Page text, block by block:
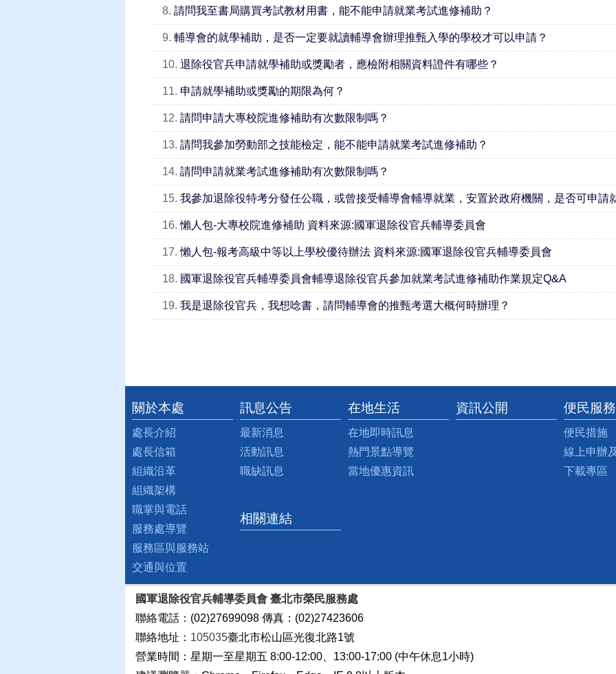
8. 請問我至書局購買考試教材用書，能不能申請就業考試進修補助？
9. 輔導會的就學補助，是否一定要就讀輔導會辦理推甄入學的學校才可以申請？
10. 退除役官兵申請就學補助或獎勵者，應檢附相關資料證件有哪些？
11. 申請就學補助或獎勵的期限為何？
12. 請問申請大專校院進修補助有次數限制嗎？
13. 請問我參加勞動部之技能檢定，能不能申請就業考試進修補助？
14. 請問申請就業考試進修補助有次數限制嗎？
15. 我參加退除役特考分發任公職，或曾接受輔導會輔導就業，安置於政府機關，是否可申請
16.懶人包-大專校院進修補助 資料來源:國軍退除役官兵輔導委員會
17.懶人包-報考高級中等以上學校優待辦法 資料來源:國軍退除役官兵輔導委員會
18. 國軍退除役官兵輔導委員會輔導退除役官兵參加就業考試進修補助作業規定Q&A
19. 我是退除役官兵，我想唸書，請問輔導會的推甄考選大概何時辦理？
:::
關於本處
處長介紹
處長信箱
組織沿革
組織架構
職掌與電話
服務處導覽
服務區與服務站
交通與位置
訊息公告
最新消息
活動訊息
職缺訊息
在地生活
在地即時訊息
熱門景點導覽
當地優惠資訊
資訊公開 便民服務
便民措施
線上申辦
下載專區
相關連結
國軍退除役官兵輔導委員會 臺北市榮民服務處
聯絡電話：(02)27699098 傳真：(02)27423606
聯絡地址： 105035臺北市松山區光復北路1號
營業時間：星期一至星期五 8:00-12:00、13:00-17:00 (中午休息1小時)